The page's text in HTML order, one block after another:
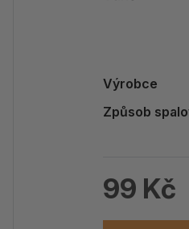
ALOE
skladem > 5 ks
Výrobce
Způsob
99 Kč